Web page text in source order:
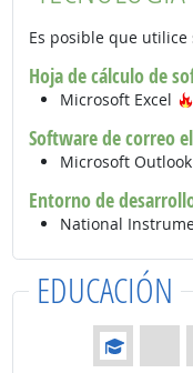
Es posible que
Hoja de cálculo de
Microsoft Excel
Software de correo
Microsoft Outlook
Entorno de
National
EDUCACIÓN
Educación: